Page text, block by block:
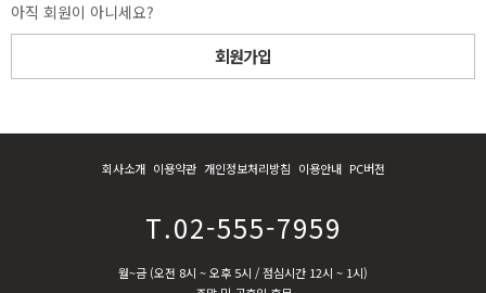
아직 회원이 아니세요?
회원가입
회사소개 이용약관 개인정보처리방침 이용안내 PC버전
T.02-555-7959
월~금 (오전 8시 ~ 오후 5시 / 점심시간 12시 ~ 1시)